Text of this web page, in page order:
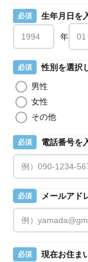
必須 生年月日を
年
必須
性別を選択
男性
女性
その他
必須 電話番号を
必須 メールアド
必須
現在お住ま